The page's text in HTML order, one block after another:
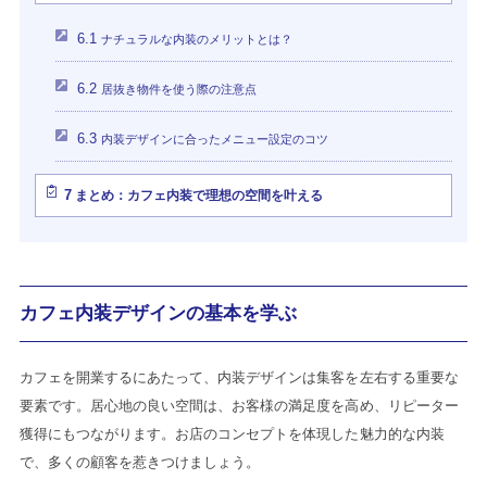
6.1 ナチュラルな内装のメリットとは？
6.2 居抜き物件を使う際の注意点
6.3 内装デザインに合ったメニュー設定のコツ
7まとめ：カフェ内装で理想の空間を叶える
カフェ内装デザインの基本を学ぶ
カフェを開業するにあたって、内装デザインは集客を左右する重要な
要素です。居心地の良い空間は、お客様の満足度を高め、リピーター
獲得にもつながります。お店のコンセプトを体現した魅力的な内装
で、多くの顧客を惹きつけましょう。